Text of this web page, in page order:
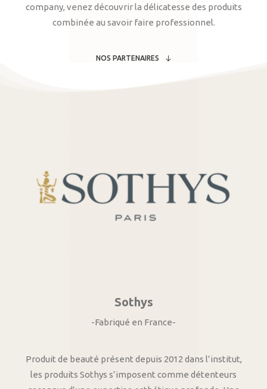
company, venez découvrir la délicatesse des produits
combinée au savoir faire professionnel.
NOS PARTENAIRES
Sothys
-Fabriqué en France-
Produit de beauté présent depuis 2012 dans l’institut,
les produits Sothys s’imposent comme détenteurs